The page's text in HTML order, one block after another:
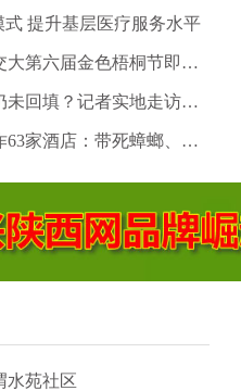
前，西安市已建成“卫星医
院”19家
式 提升基层医疗服务水平
打卡限定美景！西安交大第六届金色梧桐节即将开幕
韩休墓考古发掘十年仍未回填？记者实地走访发现建有保护大棚且刚
21岁男子旅游一路敲诈63家酒店：带死蟑螂、脏避孕套
水苑社区